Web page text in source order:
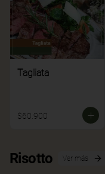
Tagliata
$60.900
Risotto Ver más